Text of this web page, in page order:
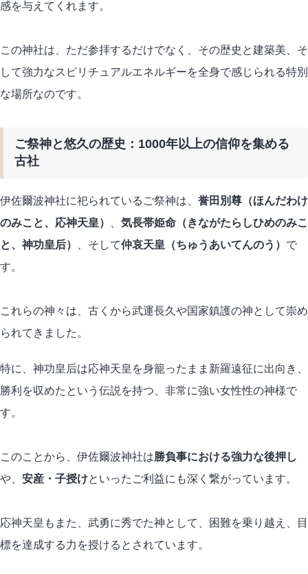
感を与えてくれます。
この神社は、ただ参拝するだけでなく、その歴史と建築美、そ
して強力なスピリチュアルエネルギーを全身で感じられる特別
な場所なのです。
ご祭神と悠久の歴史：1000年以上の信仰を集める
古社
伊佐爾波神社に祀られているご祭神は、 誉田別尊（ほんだわけ
のみこと、応神天皇）
気長帯姫命（きながたらしひめのみこ
と、神功皇后）
、そして仲哀天皇（ちゅうあいてんのう） で
す。
これらの神々は、古くから武運長久や国家鎮護の神として崇め
られてきました。
特に、神功皇后は応神天皇を身籠ったまま新羅遠征に出向き、
勝利を収めたという伝説を持つ、非常に強い女性性の神様で
す。
このことから、伊佐爾波神社は勝負事における強力な後押し
や、 安産・子授けといったご利益にも深く繋がっています。
応神天皇もまた、武勇に秀でた神として、困難を乗り越え、目
標を達成する力を授けるとされています。